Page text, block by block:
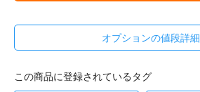
オプションの値段詳細
この商品に登録されているタグ